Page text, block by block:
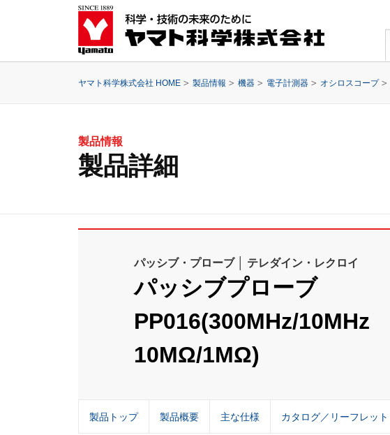
ヤマト科学株式会社 HOME 製品情報 機器 電子計測器 オシロスコープ
製品情報
製品詳細
パッシブ・プローブ │ テレダイン・レクロイ
パッシブプローブ
PP016(300MHz/10MHz
10MΩ/1MΩ)
製品トップ 製品概要 主な仕様 カタログ／リーフレット